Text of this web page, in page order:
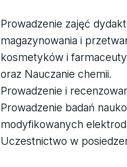
Prowadzenie zajęć
magazynowania i
kosmetyków i
oraz Nauczanie chemii.
Prowadzenie i
Prowadzenie badań
modyfikowanych
Uczestnictwo w